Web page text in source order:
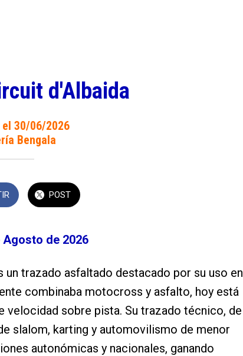
d'Albaida
30/06/2026
Bengala
POST
Agosto de 2026
un trazado asfaltado destacado por su uso en
combinaba motocross y asfalto, hoy está
velocidad sobre pista. Su trazado técnico, de
slalom, karting y automovilismo de menor
autonómicas y nacionales, ganando